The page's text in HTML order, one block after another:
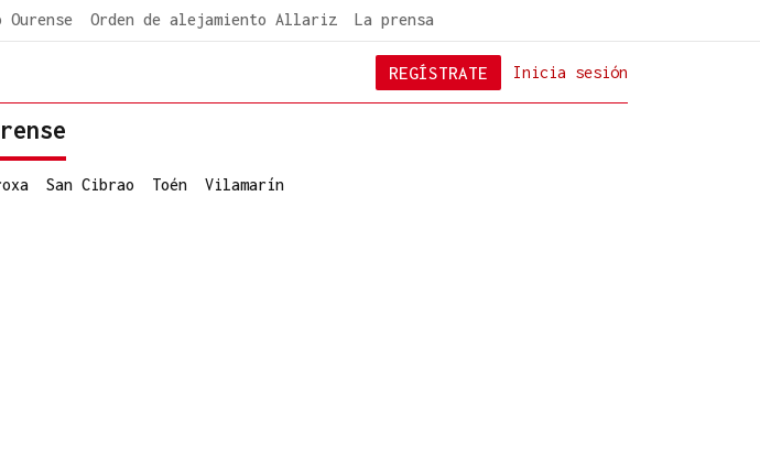
Ourense Orden de alejamiento Allariz La prensa
Inicia sesión
REGÍSTRATE
San Cibrao Toén Vilamarín